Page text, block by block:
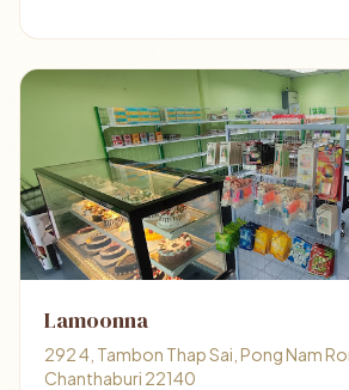
Lamoonna
292 4, Tambon Thap Sai, Pong Nam
Chanthaburi 22140